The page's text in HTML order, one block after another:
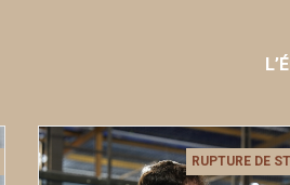
RUPTURE DE